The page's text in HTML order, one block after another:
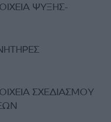
ΨΥΞΗΣ-
ΣΧΕΔΙΑΣΜΟΥ